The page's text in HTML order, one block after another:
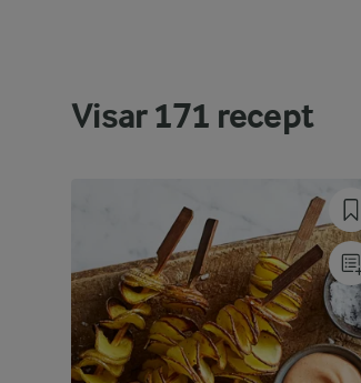
Visar171 recept